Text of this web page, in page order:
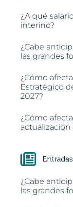
¿A qué
interino?
¿Cabe
las grandes
¿Cómo
Estratégico
2027?
¿Cómo
¿Cabe
las grandes